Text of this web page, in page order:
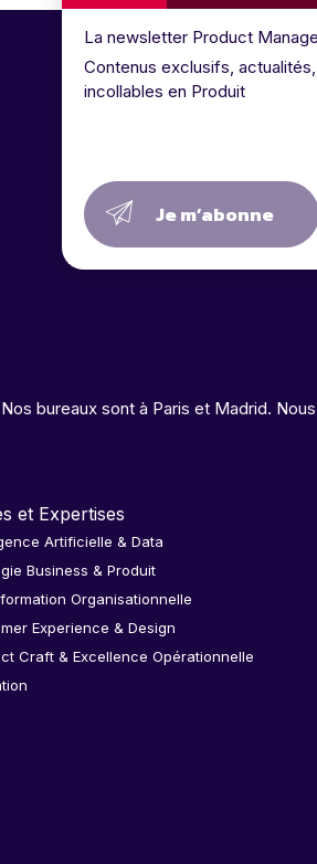
La newsletter Product
Contenus exclusifs,
incollables en Produit
Je m’abonne
Nos bureaux sont à Paris et Madrid.
et Expertises
Artificielle & Data
Business & Produit
Organisationnelle
Experience & Design
Craft & Excellence Opérationnelle